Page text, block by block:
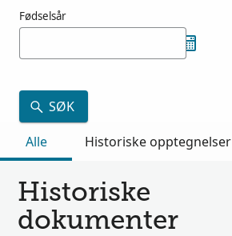
Fødselsår
SØK
Alle
Historiske opptegnelser
Historiske
dokumenter